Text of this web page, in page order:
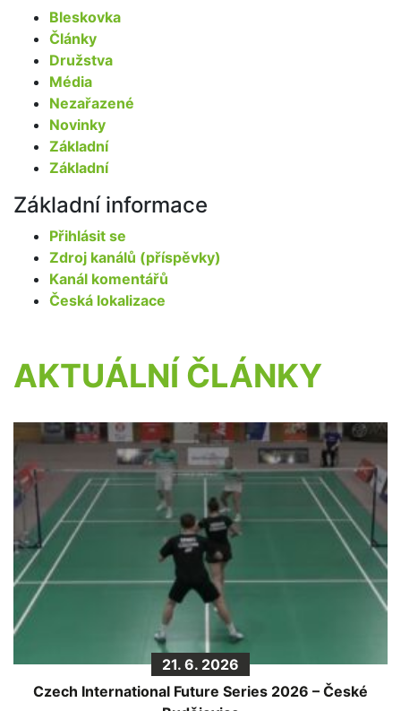
Bleskovka
Články
Družstva
Média
Nezařazené
Novinky
Základní
Základní
Základní informace
Přihlásit se
Zdroj kanálů (příspěvky)
Kanál komentářů
Česká lokalizace
AKTUÁLNÍ ČLÁNKY
21. 6. 2026
Czech International Future Series 2026 – České